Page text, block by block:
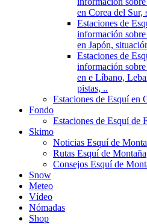
en Corea del Sur,
Estaciones de
información
en Japón,
Estaciones de
información
en e Líbano,
pistas, ..
Estaciones de Esquí en
Fondo
Estaciones de Esquí de
Skimo
Noticias Esquí de
Rutas Esquí de Montaña
Consejos Esquí de
Snow
Meteo
Vídeo
Nómadas
Shop